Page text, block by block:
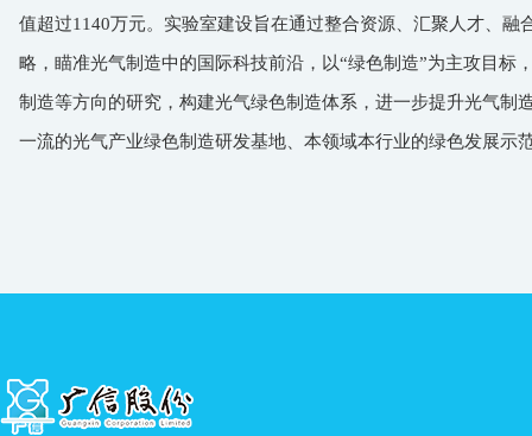
值超过1140万元。实验室建设旨在通过整合资源、汇聚人才、
略，瞄准光气制造中的国际科技前沿，以“绿色制造”为主攻目
制造等方向的研究，构建光气绿色制造体系，进一步提升光气
一流的光气产业绿色制造研发基地、本领域本行业的绿色发展示